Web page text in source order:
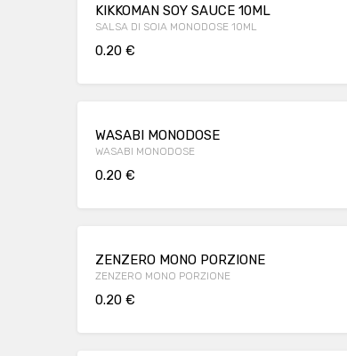
KIKKOMAN SOY SAUCE 10ML
SALSA DI SOIA MONODOSE 10ML
0.20 €
WASABI MONODOSE
WASABI MONODOSE
0.20 €
ZENZERO MONO PORZIONE
ZENZERO MONO PORZIONE
0.20 €